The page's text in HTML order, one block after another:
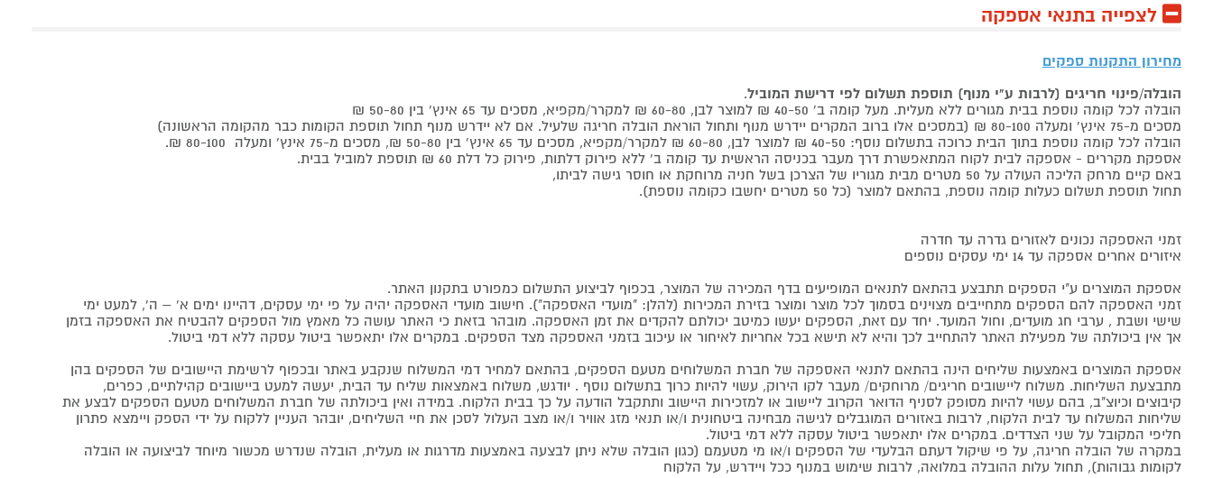
לצפייה בתנאי אספקה
מחירון התקנות ספקים
הובלה/פינוי חריגים (לרבות ע"י מנוף) תוספת תשלום לפי דרישת המוביל.
הובלה לכל קומה נוספת בבית מגורים ללא מעלית. מעל קומה ב' 40-50 ₪ למוצר לבן, 60-80 ₪ למקרר/מקפיא, מסכים עד 65 אינץ' בין 50-80 ₪
מסכים מ-75 אינץ' ומעלה 80-100 ₪ (במסכים אלו ברוב המקרים יידרש מנוף ותחול הוראת הובלה חריגה שלעיל. אם לא יידרש מנוף תחול תוספת הקומות כבר מהקומה הראשונה)
הובלה לכל קומה נוספת בתוך הבית כרוכה בתשלום נוסף: 40-50 ₪ למוצר לבן, 60-80 ₪ למקרר/מקפיא, מסכים עד 65 אינץ' בין 50-80 ₪, מסכים מ-75 אינץ' ומעלה 80-100 ₪.
אספקת מקררים - אספקה לבית לקוח המתאפשרת דרך מעבר בכניסה הראשית עד קומה ב' ללא פירוק דלתות, פירוק כל דלת 60 ₪ תוספת למוביל בבית.
באם קיים מרחק הליכה העולה על 50 מטרים מבית מגוריו של הצרכן בשל חניה מרוחקת או חוסר גישה לביתו,
תחול תוספת תשלום כעלות קומה נוספת, בהתאם למוצר (כל 50 מטרים יחשבו כקומה נוספת).
זמני האספקה נכונים לאזורים גדרה עד חדרה
איזורים אחרים אספקה עד 14 ימי עסקים נוספים
אספקת המוצרים ע"י הספקים תתבצע בהתאם לתנאים המופיעים בדף המכירה של המוצר, בכפוף לביצוע התשלום כמפורט בתקנון האתר.
זמני האספקה להם הספקים מתחייבים מצוינים בסמוך לכל מוצר ומוצר בזירת המכירות (להלן: "מועדי האספקה"). חישוב מועדי האספקה יהיה על פי ימי עסקים, דהיינו ימים א' – ה', למעט ימי
שישי ושבת , ערבי חג מועדים, וחול המועד. יחד עם זאת, הספקים יעשו כמיטב יכולתם להקדים את זמן האספקה. מובהר בזאת כי האתר עושה כל מאמץ מול הספקים להבטיח את האספקה בזמן
אך אין ביכולתה של מפעילת האתר להתחייב לכך והיא לא תישא בכל אחריות לאיחור או עיכוב בזמני האספקה מצד הספקים. במקרים אלו יתאפשר ביטול עסקה ללא דמי ביטול.
אספקת המוצרים באמצעות שליחים הינה בהתאם לתנאי האספקה של חברת המשלוחים מטעם הספקים, בהתאם למחיר דמי המשלוח שנקבע באתר ובכפוף לרשימת היישובים של הספקים בהן
מתבצעת השליחות. משלוח ליישובים חריגים/ מרוחקים/ מעבר לקו הירוק, עשוי להיות כרוך בתשלום נוסף . יודגש, משלוח באמצאות שליח עד הבית, יעשה למעט ביישובים קהילתיים, כפרים,
קיבוצים וכיוצ"ב, בהם עשוי להיות מסופק לסניף הדואר הקרוב ליישוב או למזכירות היישוב ותתקבל הודעה על כך בבית הלקוח. במידה ואין ביכולתה של חברת המשלוחים מטעם הספקים לבצע את
שליחות המשלוח עד לבית הלקוח, לרבות באזורים המוגבלים לגישה מבחינה ביטחונית ו/או תנאי מזג אוויר ו/או מצב העלול לסכן את חיי השליחים, יובהר העניין ללקוח על ידי הספק ויימצא פתרון
חליפי המקובל על שני הצדדים. במקרים אלו יתאפשר ביטול עסקה ללא דמי ביטול.
במקרה של הובלה חריגה, על פי שיקול דעתם הבלעדי של הספקים ו/או מי מטעמם (כגון הובלה שלא ניתן לבצעה באמצעות מדרגות או מעלית, הובלה שנדרש מכשור מיוחד לביצועה או הובלה
לקומות גבוהות), תחול עלות ההובלה במלואה, לרבות שימוש במנוף ככל ויידרש, על הלקוח